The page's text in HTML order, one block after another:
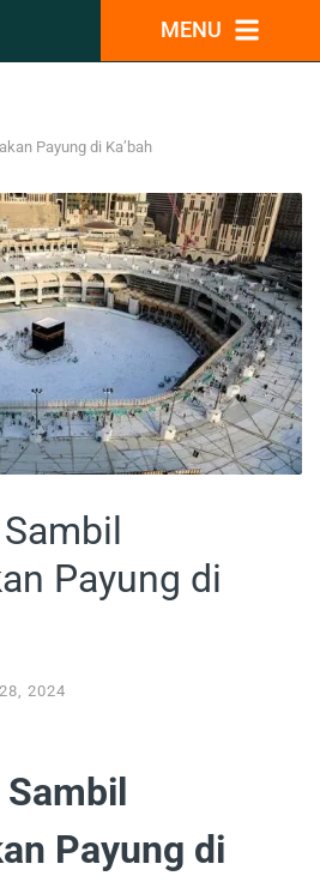
MENU
Payung di Ka’bah
Payung di
2024
Payung di